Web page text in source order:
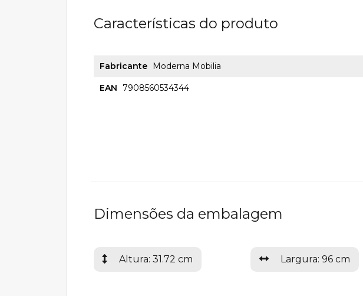
Características do produto
Fabricante Moderna Mobilia
EAN 7908560534344
Dimensões da embalagem
Altura: 31.72 cm Largura: 96 cm